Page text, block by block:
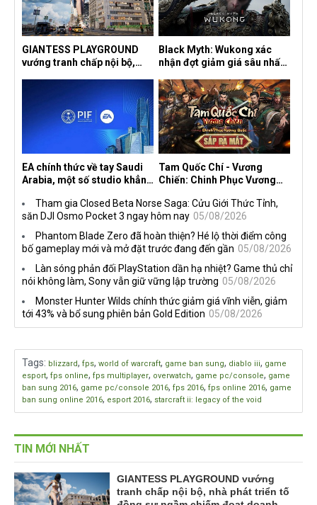
GIANTESS PLAYGROUND
vướng tranh chấp nội bộ,
ngầm chiếm đoạt doanh thu
Black Myth: Wukong xác
nhận đợt giảm giá sâu nhất
trên mọi nền tảng
EA chính thức về tay Saudi
Arabia, một số studio khẳng
lược DEI
Tam Quốc Chí - Vương
Chiến: Chinh Phục Vương
sáu thị trường Đông Nam Á
Tham gia Closed Beta Norse Saga: Cửu Giới Thức Tỉnh,
săn DJI Osmo Pocket 3 ngay hôm nay 05/08/2026
Phantom Blade Zero đã hoàn thiện? Hé lộ thời điểm công
bố gameplay mới và mở đặt trước đang đến gần 05/08/2026
Làn sóng phản đối PlayStation dần hạ nhiệt? Game thủ chỉ
nói không làm, Sony vẫn giữ vững lập trường 05/08/2026
Monster Hunter Wilds chính thức giảm giá vĩnh viễn, giảm
tới 43% và bổ sung phiên bản Gold Edition 05/08/2026
Tags: blizzard, fps, world of warcraft, game ban sung, diablo iii, game
esport, fps online, fps multiplayer, overwatch, game pc/console, game
ban sung 2016, game pc/console 2016, fps 2016, fps online 2016, game
ban sung online 2016, esport 2016, starcraft ii: legacy of the void
TIN MỚI NHẤT
GIANTESS PLAYGROUND vướng
tranh chấp nội bộ, nhà phát triển tố